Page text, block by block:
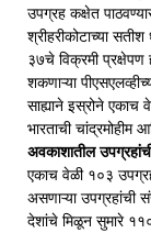
उपग्रह कक्षेत
श्रीहरीकोटाच्या
३७चे विक्रमी
शकणाऱ्या
साह्याने इस्रोने
भारताची चांद्रमोहीम
अवकाशातील
एकाच वेळी १०३
असणाऱ्या उपग्रहांची
देशांचे मिळून सुमारे